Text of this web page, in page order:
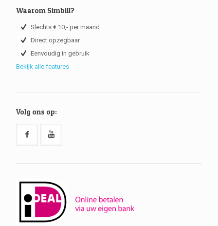
Waarom Simbill?
Slechts € 10,- per maand
Direct opzegbaar
Eenvoudig in gebruik
Bekijk alle features
Volg ons op: